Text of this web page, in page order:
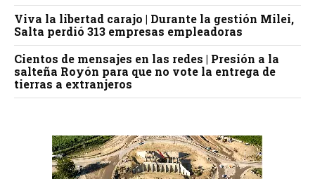
Viva la libertad carajo | Durante la gestión Milei,
Salta perdió 313 empresas empleadoras
Cientos de mensajes en las redes | Presión a la
salteña Royón para que no vote la entrega de
tierras a extranjeros